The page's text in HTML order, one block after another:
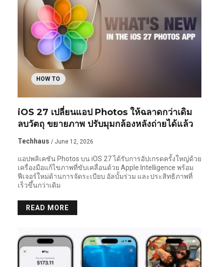
HOW TO
iOS 27 เปลี่ยนแอป Photos ให้ฉลาดกว่าเดิม
ลบวัตถุ ขยายภาพ ปรับมุมกล้องหลังถ่ายได้แล้ว
Techhaus / June 12, 2026
แอปพลิเคชัน Photos บน iOS 27 ได้รับการอัปเกรดครั้งใหญ่ด้วย
เครื่องมือแก้ไขภาพที่ขับเคลื่อนด้วย Apple Intelligence พร้อม
ฟีเจอร์ใหม่ด้านการจัดระเบียบ อัลบั้มร่วม และประสิทธิภาพที่
เร็วขึ้นกว่าเดิม
READ MORE